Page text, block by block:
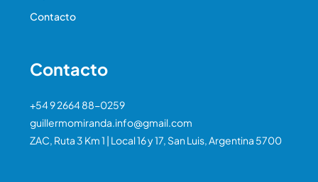
Contacto
Contacto
+54 9 2664 88-0259
guillermomiranda.info@gmail.com
ZAC, Ruta 3 Km 1 | Local 16 y 17, San Luis, Argentina 5700